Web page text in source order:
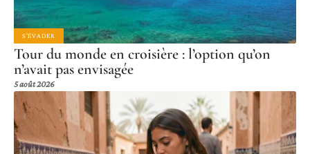
S'ÉVADER
Tour du monde en croisière : l’option qu’on
n’avait pas envisagée
5 août 2026